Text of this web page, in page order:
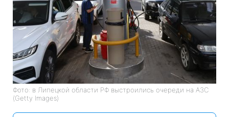
Фото: в Липецкой области РФ выстроились очереди на АЗС
(Getty Images)